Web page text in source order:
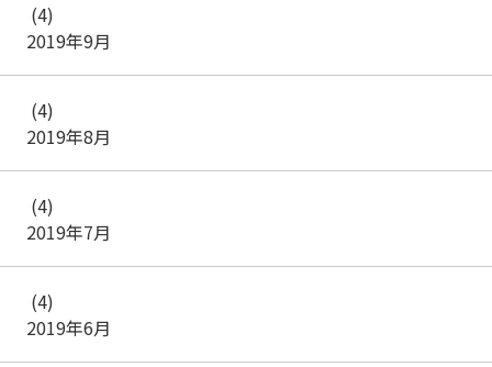
2019年9月
(4)
2019年8月
(4)
2019年7月
(4)
2019年6月
(4)